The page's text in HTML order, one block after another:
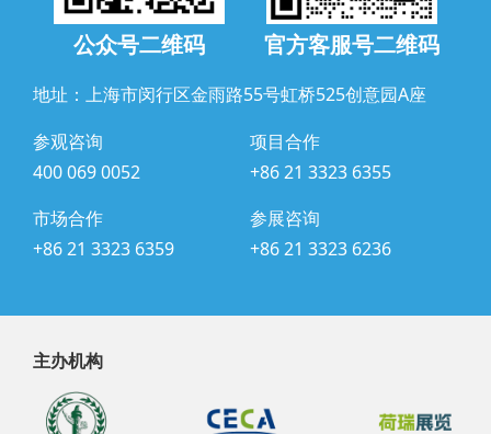
公众号二维码 官方客服号二维码
地址：上海市闵行区金雨路55号虹桥525创意园A座
参观咨询
400 069 0052
项目合作
+86 21 3323 6355
市场合作
+86 21 3323 6359
参展咨询
+86 21 3323 6236
主办机构